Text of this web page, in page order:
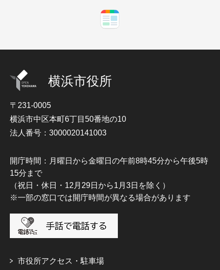
横浜市役所
〒231-0005
横浜市中区本町6丁目50番地の10
法人番号：3000020141003
開庁時間：月曜日から金曜日の午前8時45分から午後5時
15分まで
（祝日・休日・12月29日から1月3日を除く）
※一部の窓口では開庁時間が異なる場合があります
市役所アクセス・駐車場